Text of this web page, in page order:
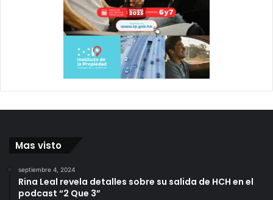
Mas visto
septiembre 4, 2024
Rina Leal revela detalles sobre su salida de HCH en el
podcast “2 Que 3”